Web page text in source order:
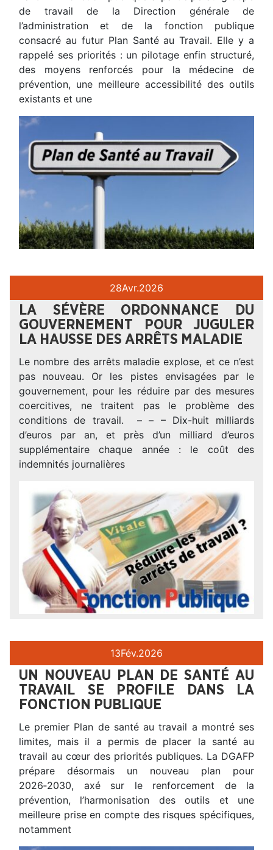
de travail de la Direction générale de
l’administration et de la fonction publique
consacré au futur Plan Santé au Travail. Elle y a
rappelé ses priorités : un pilotage enfin structuré,
des moyens renforcés pour la médecine de
prévention, une meilleure accessibilité des outils
existants et une
28Avr.2026
LA SÉVÈRE ORDONNANCE DU
GOUVERNEMENT POUR JUGULER
LA HAUSSE DES ARRÊTS MALADIE
Le nombre des arrêts maladie explose, et ce n’est
pas nouveau. Or les pistes envisagées par le
gouvernement, pour les réduire par des mesures
coercitives, ne traitent pas le problème des
conditions de travail. – – – Dix-huit milliards
d’euros par an, et près d’un milliard d’euros
supplémentaire chaque année : le coût des
indemnités journalières
13Fév.2026
UN NOUVEAU PLAN DE SANTÉ AU
TRAVAIL SE PROFILE DANS LA
FONCTION PUBLIQUE
Le premier Plan de santé au travail a montré ses
limites, mais il a permis de placer la santé au
travail au cœur des priorités publiques. La DGAFP
prépare désormais un nouveau plan pour
2026‑2030, axé sur le renforcement de la
prévention, l’harmonisation des outils et une
meilleure prise en compte des risques spécifiques,
notamment